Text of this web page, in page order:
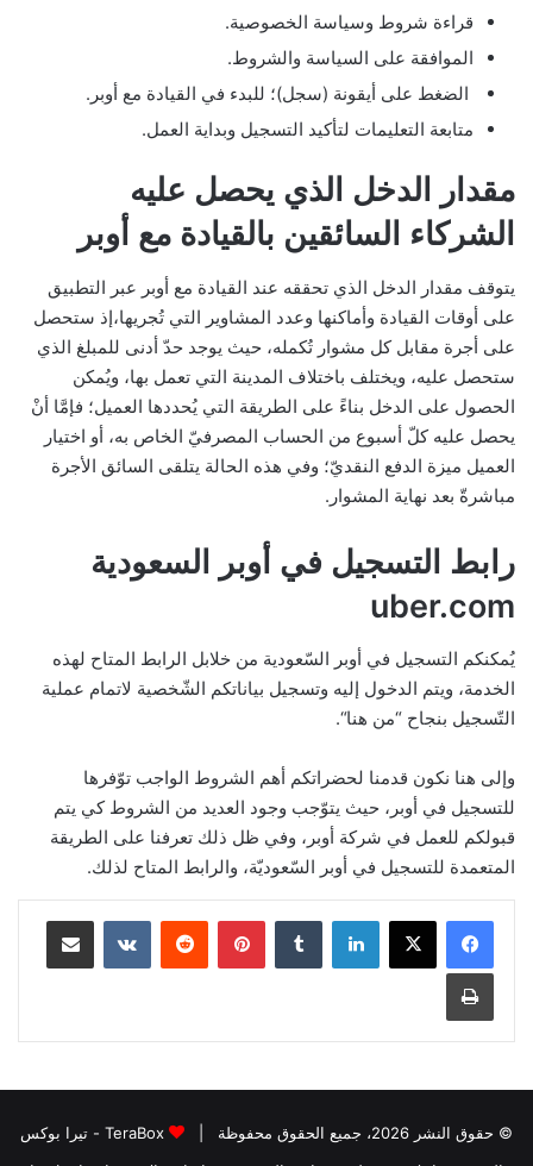
قراءة شروط وسياسة الخصوصية.
الموافقة على السياسة والشروط.
الضغط على أيقونة (سجل)؛ للبدء في القيادة مع أوبر.
متابعة التعليمات لتأكيد التسجيل وبداية العمل.
مقدار الدخل الذي يحصل عليه
الشركاء السائقين بالقيادة مع أوبر
يتوقف مقدار الدخل الذي تحققه عند القيادة مع أوبر عبر التطبيق
على أوقات القيادة وأماكنها وعدد المشاوير التي تُجريها،إذ ستحصل
على أجرة مقابل كل مشوار تُكمله، حيث يوجد حدّ أدنى للمبلغ الذي
ستحصل عليه، ويختلف باختلاف المدينة التي تعمل بها، ويُمكن
الحصول على الدخل بناءً على الطريقة التي يُحددها العميل؛ فإمَّا أنْ
يحصل عليه كلّ أسبوع من الحساب المصرفيّ الخاص به، أو اختيار
العميل ميزة الدفع النقديّ؛ وفي هذه الحالة يتلقى السائق الأجرة
مباشرةّ بعد نهاية المشوار.
رابط التسجيل في أوبر السعودية
uber.com
يُمكنكم التسجيل في أوبر السّعودية من خلابل الرابط المتاح لهذه
الخدمة، ويتم الدخول إليه وتسجيل بياناتكم الشّخصية لاتمام عملية
التّسجيل بنجاح “من هنا“.
وإلى هنا نكون قدمنا لحضراتكم أهم الشروط الواجب توّفرها
للتسجيل في أوبر، حيث يتوّجب وجود العديد من الشروط كي يتم
قبولكم للعمل في شركة أوبر، وفي ظل ذلك تعرفنا على الطريقة
المتعمدة للتسجيل في أوبر السّعوديّة، والرابط المتاح لذلك.
لينكدإن بينتيريست مشاركة عبر البريد
طباعة
© حقوق النشر 2026، جميع الحقوق محفوظة |
TeraBox - تيرا بوكس